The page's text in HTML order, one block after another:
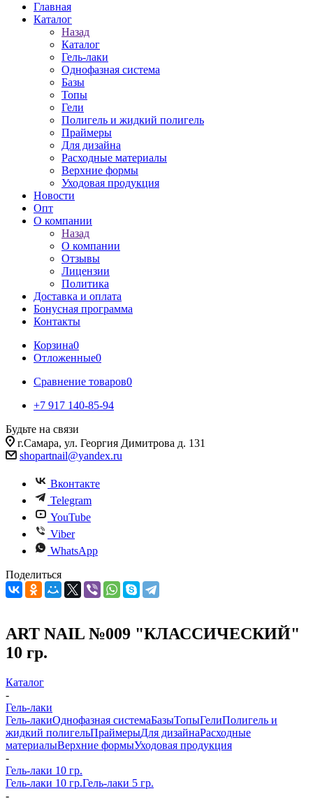
Главная
Каталог
Назад
Каталог
Гель-лаки
Однофазная система
Базы
Топы
Гели
Полигель и жидкий полигель
Праймеры
Для дизайна
Расходные материалы
Верхние формы
Уходовая продукция
Новости
Опт
О компании
Назад
О компании
Отзывы
Лицензии
Политика
Доставка и оплата
Бонусная программа
Контакты
Корзина0
Отложенные0
Сравнение товаров0
+7 917 140-85-94
Будьте на связи
г.Самара, ул. Георгия Димитрова д. 131
shopartnail@yandex.ru
Вконтакте
Telegram
YouTube
Viber
WhatsApp
Поделиться
ART NAIL №009 "КЛАССИЧЕСКИЙ"
10 гр.
Каталог
-
Гель-лаки
Гель-лакиОднофазная системаБазыТопыГелиПолигель и
жидкий полигельПраймерыДля дизайнаРасходные
материалыВерхние формыУходовая продукция
-
Гель-лаки 10 гр.
Гель-лаки 10 гр.Гель-лаки 5 гр.
-